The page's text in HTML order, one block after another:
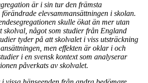
är i sin tur den främsta
elevsammansättningen i skolan.
skulle ökat än mer utan
skolval, något som studier från England
tyder på att skolvalet i viss utsträckning
men effekten är oklar i och
i en svensk kontext som analyserar
påverkats av skolvalet.